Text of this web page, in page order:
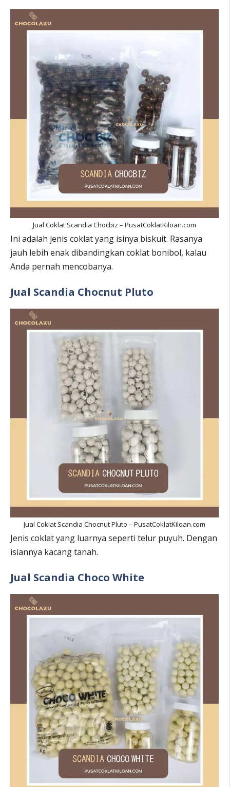
Jual Coklat Scandia Chocbiz – PusatCoklatKiloan.com
Ini adalah jenis coklat yang isinya biskuit. Rasanya
jauh lebih enak dibandingkan coklat bonibol, kalau
Anda pernah mencobanya.
Jual Scandia Chocnut Pluto
Jual Coklat Scandia Chocnut Pluto – PusatCoklatKiloan.com
Jenis coklat yang luarnya seperti telur puyuh. Dengan
isiannya kacang tanah.
Jual Scandia Choco White